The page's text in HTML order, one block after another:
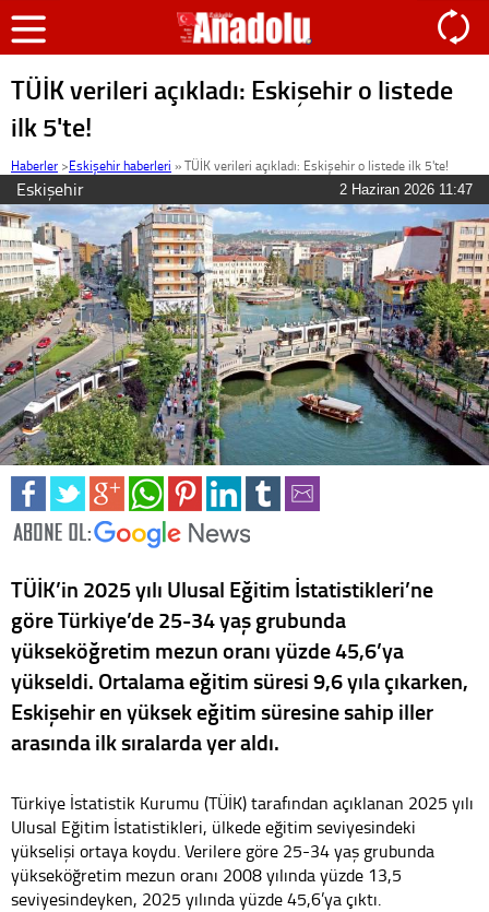
TÜİK verileri açıkladı: Eskişehir o listede
ilk 5'te!
Haberler >Eskişehir haberleri »TÜİK verileri açıkladı: Eskişehir o listede ilk 5'te!
Eskişehir 2 Haziran 2026 11:47
TÜİK’in 2025 yılı Ulusal Eğitim İstatistikleri’ne
göre Türkiye’de 25-34 yaş grubunda
yükseköğretim mezun oranı yüzde 45,6’ya
yükseldi. Ortalama eğitim süresi 9,6 yıla çıkarken,
Eskişehir en yüksek eğitim süresine sahip iller
arasında ilk sıralarda yer aldı.
Türkiye İstatistik Kurumu (TÜİK) tarafından açıklanan 2025 yılı
Ulusal Eğitim İstatistikleri, ülkede eğitim seviyesindeki
yükselişi ortaya koydu. Verilere göre 25-34 yaş grubunda
yükseköğretim mezun oranı 2008 yılında yüzde 13,5
seviyesindeyken, 2025 yılında yüzde 45,6’ya çıktı.